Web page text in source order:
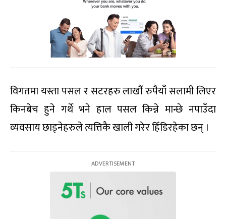
विगतमा यस्ता पसल र सटरहरु लाखौं रुपैयाँ सलामी लिएर
किनबेच हुने गर्थे भने हाल पसल किन्ने मान्छे नपाउँदा
व्यवसाय छाड्नेहरुले त्यत्तिकै खाली गरेर हिँडिरहेका छन् ।